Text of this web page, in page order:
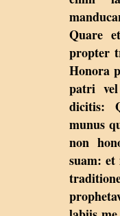
Quare
propter
Honora
patri
dicitis:
munus
non
suam: